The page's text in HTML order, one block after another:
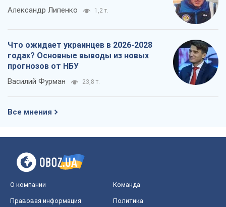
Александр Липенко 1,2 т.
Что ожидает украинцев в 2026-2028
годах? Основные выводы из новых
прогнозов от НБУ
Василий Фурман 23,8 т.
Все мнения
О компании Команда
Правовая информация
Политика